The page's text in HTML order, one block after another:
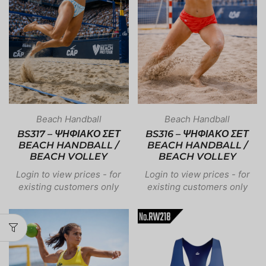
Beach Handball
BS317 – ΨΗΦΙΑΚΟ ΣΕΤ
BEACH HANDBALL /
BEACH VOLLEY
Login to view prices - for
existing customers only
Beach Handball
BS316 – ΨΗΦΙΑΚΟ ΣΕΤ
BEACH HANDBALL /
BEACH VOLLEY
Login to view prices - for
existing customers only